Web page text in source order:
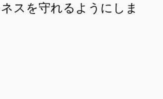
スを守れるようにしま